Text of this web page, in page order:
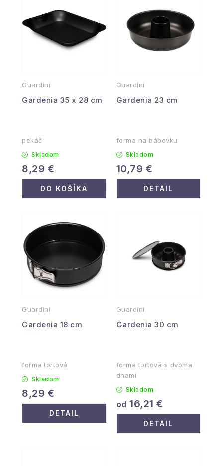
Guardini
Gardenia 35 x 28 cm
pekáč
Skladom
8,29 €
DO KOŠÍKA
Guardini
Gardenia 23 cm
forma na bábovku
Skladom
10,79 €
DETAIL
Guardini
Gardenia 18 cm
forma tortová
Skladom
8,29 €
DETAIL
Guardini
Gardenia 30 cm
forma tortová s dvoma
dnami
Skladom
od 16,21 €
DETAIL